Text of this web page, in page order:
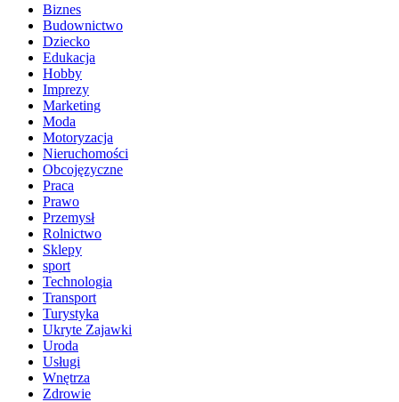
Biznes
Budownictwo
Dziecko
Edukacja
Hobby
Imprezy
Marketing
Moda
Motoryzacja
Nieruchomości
Obcojęzyczne
Praca
Prawo
Przemysł
Rolnictwo
Sklepy
sport
Technologia
Transport
Turystyka
Ukryte Zajawki
Uroda
Usługi
Wnętrza
Zdrowie